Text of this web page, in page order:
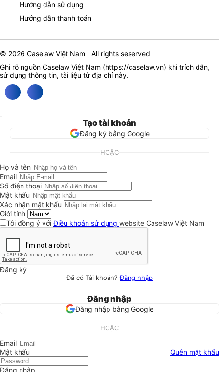
Hướng dẫn sử dụng
Hướng dẫn thanh toán
© 2026 Caselaw Việt Nam | All rights seserved
Ghi rõ nguồn Caselaw Việt Nam (https://caselaw.vn) khi trích dẫn,
sử dụng thông tin, tài liệu từ địa chỉ này.
Tạo tài khoản
Đăng ký bằng Google
HOẶC
Họ và tên
Email
Số điện thoại
Mật khẩu
Xác nhận mật khẩu
Giới tính
Tôi đồng ý vớiĐiều khoản sử dụng website Caselaw Việt Nam
Đăng ký
Đã có Tài khoản?Đăng nhập
Đăng nhập
Đăng nhập bằng Google
HOẶC
Email
Mật khẩu
Quên mật khẩu
Đăng nhập